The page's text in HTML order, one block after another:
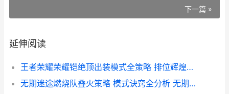
下一篇 »
延伸阅读
王者荣耀荣耀铠绝顶出装模式全策略 排位辉煌赛胜率登顶 王者荣耀的铠是哪个铠
无期迷途燃烧队叠火策略 模式诀窍全分析 无期迷途燃烧队是法伤吗